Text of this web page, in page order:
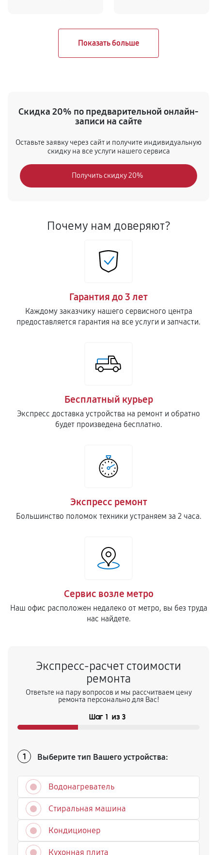
Скидка 20% по предварительной онлайн-
записи на сайте
Оставьте заявку через сайт и получите индивидуальную
скидку на все услуги нашего сервиса
Получить скидку 20%
Почему нам доверяют?
Гарантия до 3 лет
Каждому заказчику нашего сервисного центра
предоставляется гарантия на все услуги и запчасти.
Бесплатный курьер
Экспресс доставка устройства на ремонт и обратно
будет произведена бесплатно.
Экспресс ремонт
Большинство поломок техники устраняем за 2 часа.
Сервис возле метро
Наш офис расположен недалеко от метро, вы без труда
нас найдете.
Экспресс-расчет стоимости
ремонта
Ответьте на пару вопросов и мы рассчитваем цену
ремонта персонально для Вас!
Шаг 1 из 3
1 Выберите тип Вашего устройства:
Водонагреватель
Стиральная машина
Кондиционер
Кухонная плита